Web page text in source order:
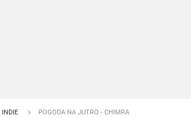
INDIE POGODA NA JUTRO - CHIMRA